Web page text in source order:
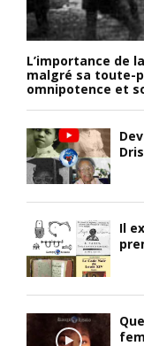
L’importance de
malgré sa toute-
omnipotence et
Il